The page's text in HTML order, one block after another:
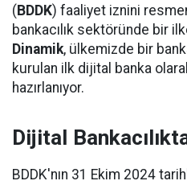
( BDDK) faaliyet iznini
bankacılık sektöründe bir
Dinamik, ülkemizde bir
kurulan ilk dijital banka
hazırlanıyor.
Dijital
BDDK'nın 31 Ekim 2024